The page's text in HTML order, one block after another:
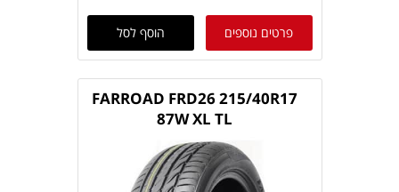
פרטים נוספים הוסף לסל
FARROAD FRD26 215/40R17
87W XL TL